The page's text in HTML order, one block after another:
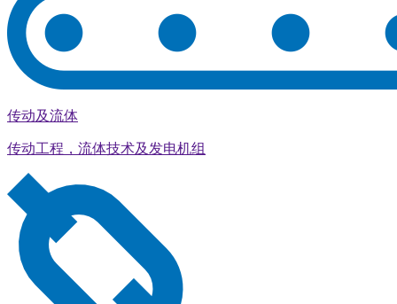
传动及流体
传动工程，流体技术及发电机组